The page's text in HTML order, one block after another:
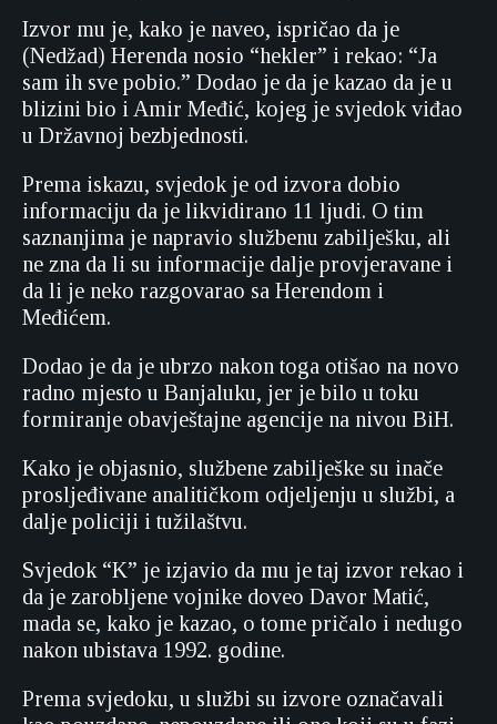
Izvor mu je, kako je naveo, ispričao da je
(Nedžad) Herenda nosio “hekler” i rekao: “Ja
sam ih sve pobio.” Dodao je da je kazao da je u
blizini bio i Amir Međić, kojeg je svjedok viđao
u Državnoj bezbjednosti.
Prema iskazu, svjedok je od izvora dobio
informaciju da je likvidirano 11 ljudi. O tim
saznanjima je napravio službenu zabilješku, ali
ne zna da li su informacije dalje provjeravane i
da li je neko razgovarao sa Herendom i
Međićem.
Dodao je da je ubrzo nakon toga otišao na novo
radno mjesto u Banjaluku, jer je bilo u toku
formiranje obavještajne agencije na nivou BiH.
Kako je objasnio, službene zabilješke su inače
prosljeđivane analitičkom odjeljenju u službi, a
dalje policiji i tužilaštvu.
Svjedok “K” je izjavio da mu je taj izvor rekao i
da je zarobljene vojnike doveo Davor Matić,
mada se, kako je kazao, o tome pričalo i nedugo
nakon ubistava 1992. godine.
Prema svjedoku, u službi su izvore označavali